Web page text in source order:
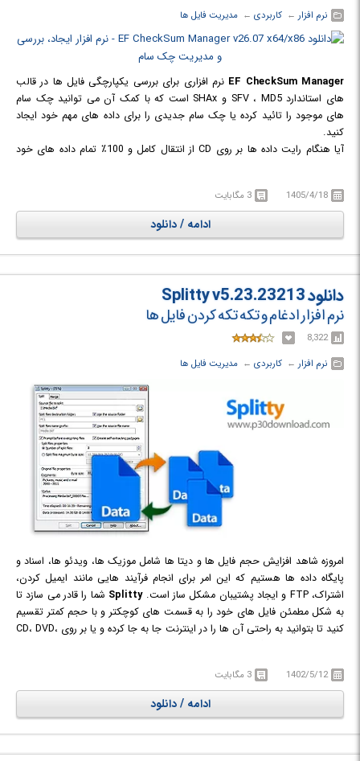
نرم افزار ← ‏ کاربردی ← ‏ مدیریت فایل ها
EF CheckSum Manager نرم افزاری برای بررسی یکپارچگی فایل ها در قالب
های استاندارد SFV ، MD5 و SHAx است که با کمک آن می توانید چک سام
های موجود را تائید کرده یا چک سام جدیدی را برای داده های مهم خود ایجاد
کنید.
آیا هنگام رایت داده ها بر روی CD از انتقال کامل و 100٪ تمام داده های خود
داده ها برای رایت، به سادگی چک سام هایی را ارائه می دهد تا پس از فرآیند
رایت بتوانید یکپارچگی داده ها را تست کنید. فایل های چک سام بسیار کوچک
و کم حجم هستند و می توانید این فایل ها را نیز علاوه بر اطلاعات واقعی، بر روی
CD رایت کنید تا بعداً و در هر زمانی بتوانید یکپارچگی داده ها را بررسی کنید.
طریق اینترنت است. اگر فایل های خود را از طریق ایمیل بفرستید، هیچ کس نمی
تواند به طور صحیح 100٪ تضمین کند که فایل های دریافت شده، بدون تغییر
است. در این صورت اگر یک فایل چک سام نیز همراه آن ارسال کنید، گیرنده می
تواند بر اساس این چکسام بررسی کند که آیا فایل های دریافتی کامل و بدون
1405/4/18 3 مگابایت
ادامه / دانلود
دانلود Splitty v5.23.23213
نرم افزار ادغام و تکه تکه کردن فایل ها
8,322
نرم افزار ← ‏ کاربردی ← ‏ مدیریت فایل ها
امروزه شاهد افزایش حجم فایل ها و دیتا ها شامل موزیک ها، ویدئو ها، اسناد و
پایگاه داده ها هستیم که این امر برای انجام فرآیند هایی مانند ایمیل کردن،
اشتراک، FTP و ایجاد پشتیبان مشکل ساز است.
Splitty شما را قادر می سازد تا
به شکل مطمئن فایل های خود را به قسمت های کوچکتر و با حجم کمتر تقسیم
کنید تا بتوانید به راحتی آن ها را در اینترنت جا به جا کرده و یا بر روی CD، DVD،
قطعاتی تا 4 گیگا بایت نیز امکان پذیر است. همچنین شما می توانید فایل های
تقسیم شده را توسط این نرم افزار دوباره با هم ادغام نموده و فایل اولیه را بدون
هیچ کم و کاستی دوباره بازسازی کنید.
1402/5/12 3 مگابایت
ادامه / دانلود